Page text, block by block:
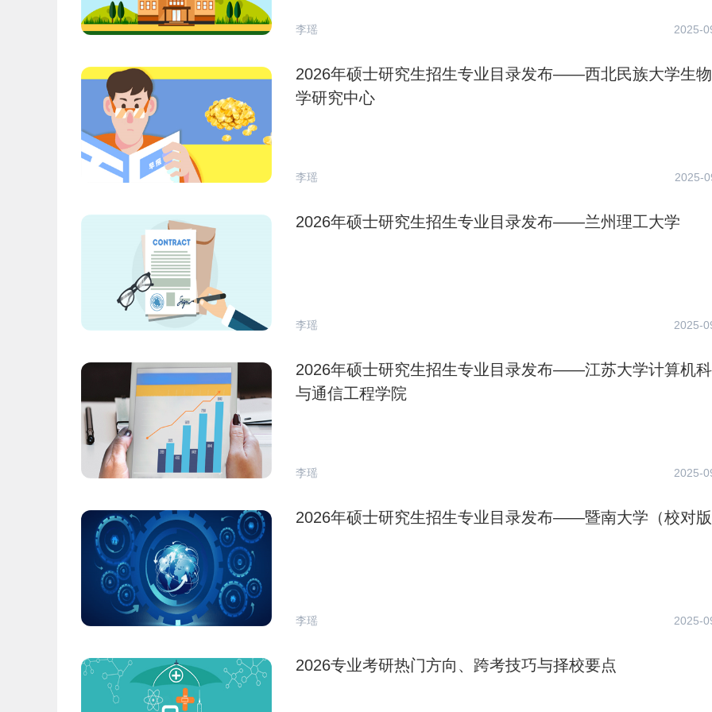
李瑶 2025-
2026年硕士研究生招生专业目录发布——西北民族大学生
学研究中心
李瑶 2025-
2026年硕士研究生招生专业目录发布——兰州理工大学
李瑶 2025-
2026年硕士研究生招生专业目录发布——江苏大学计算机
与通信工程学院
李瑶 2025-
2026年硕士研究生招生专业目录发布——暨南大学（校对版
李瑶 2025-
2026专业考研热门方向、跨考技巧与择校要点